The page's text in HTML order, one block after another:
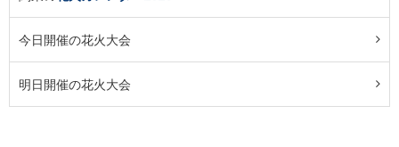
今日開催の花火大会
明日開催の花火大会